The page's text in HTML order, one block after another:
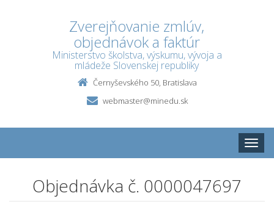
Zverejňovanie zmlúv,
objednávok a faktúr
Ministerstvo školstva, výskumu, vývoja a
mládeže Slovenskej republiky
Černyševského 50, Bratislava
webmaster@minedu.sk
Toggle
Objednávka č. 0000047697